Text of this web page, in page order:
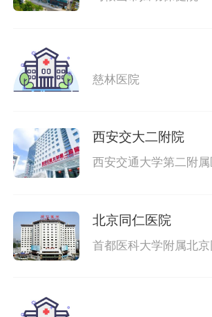
慈林医院
西安交大二附院
西安交通大学第二附
北京同仁医院
首都医科大学附属北